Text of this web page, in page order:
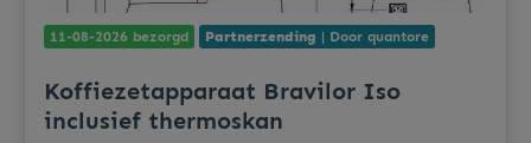
11-08-2026 bezorgd Partnerzending | Door quantore
Koffiezetapparaat Bravilor Iso
inclusief thermoskan